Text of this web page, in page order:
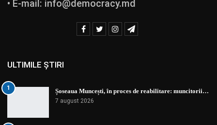
• E-mail: info@democracy.md
ULTIMILE ȘTIRI
1 Șoseaua Muncești, în proces de reabilitare: muncitorii…
7 august 2026